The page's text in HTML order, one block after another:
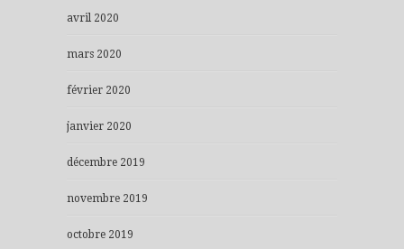
avril 2020
mars 2020
février 2020
janvier 2020
décembre 2019
novembre 2019
octobre 2019